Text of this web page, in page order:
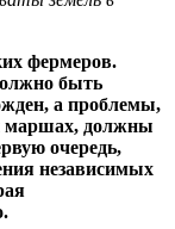
фермеров.
быть
а проблемы,
маршах, должны
очередь,
независимых